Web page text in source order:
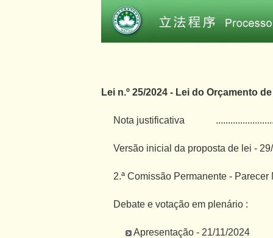
Lei n.º 25/2024 - Lei do Orçamento
Nota justificativa
Versão inicial da proposta de lei -
2.ª Comissão Permanente - Parecer
Debate e votação em plenário :
Apresentação - 21/11/2024